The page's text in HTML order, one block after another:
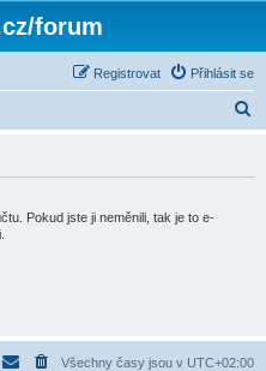
forum
Přihlásit se
Registrovat
Pokud jste ji neměnili, tak je to e-
Všechny časy jsou v UTC+02:00